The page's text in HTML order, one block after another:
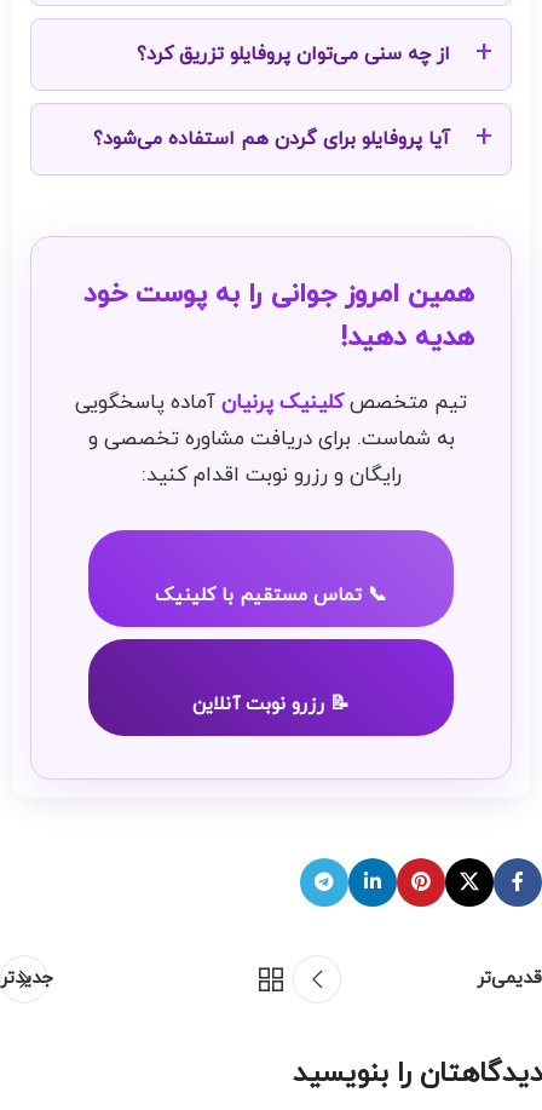
از چه سنی می‌توان پروفایلو تزریق کرد؟
آیا پروفایلو برای گردن هم استفاده می‌شود؟
همین امروز جوانی را به پوست خود
هدیه دهید!
تیم متخصصکلینیک پرنیان آماده پاسخگویی
به شماست. برای دریافت مشاوره تخصصی و
رایگان و رزرو نوبت اقدام کنید:
📞 تماس مستقیم با کلینیک
📝 رزرو نوبت آنلاین
جدیدتر قدیمی‌تر
دیدگاهتان را بنویسید